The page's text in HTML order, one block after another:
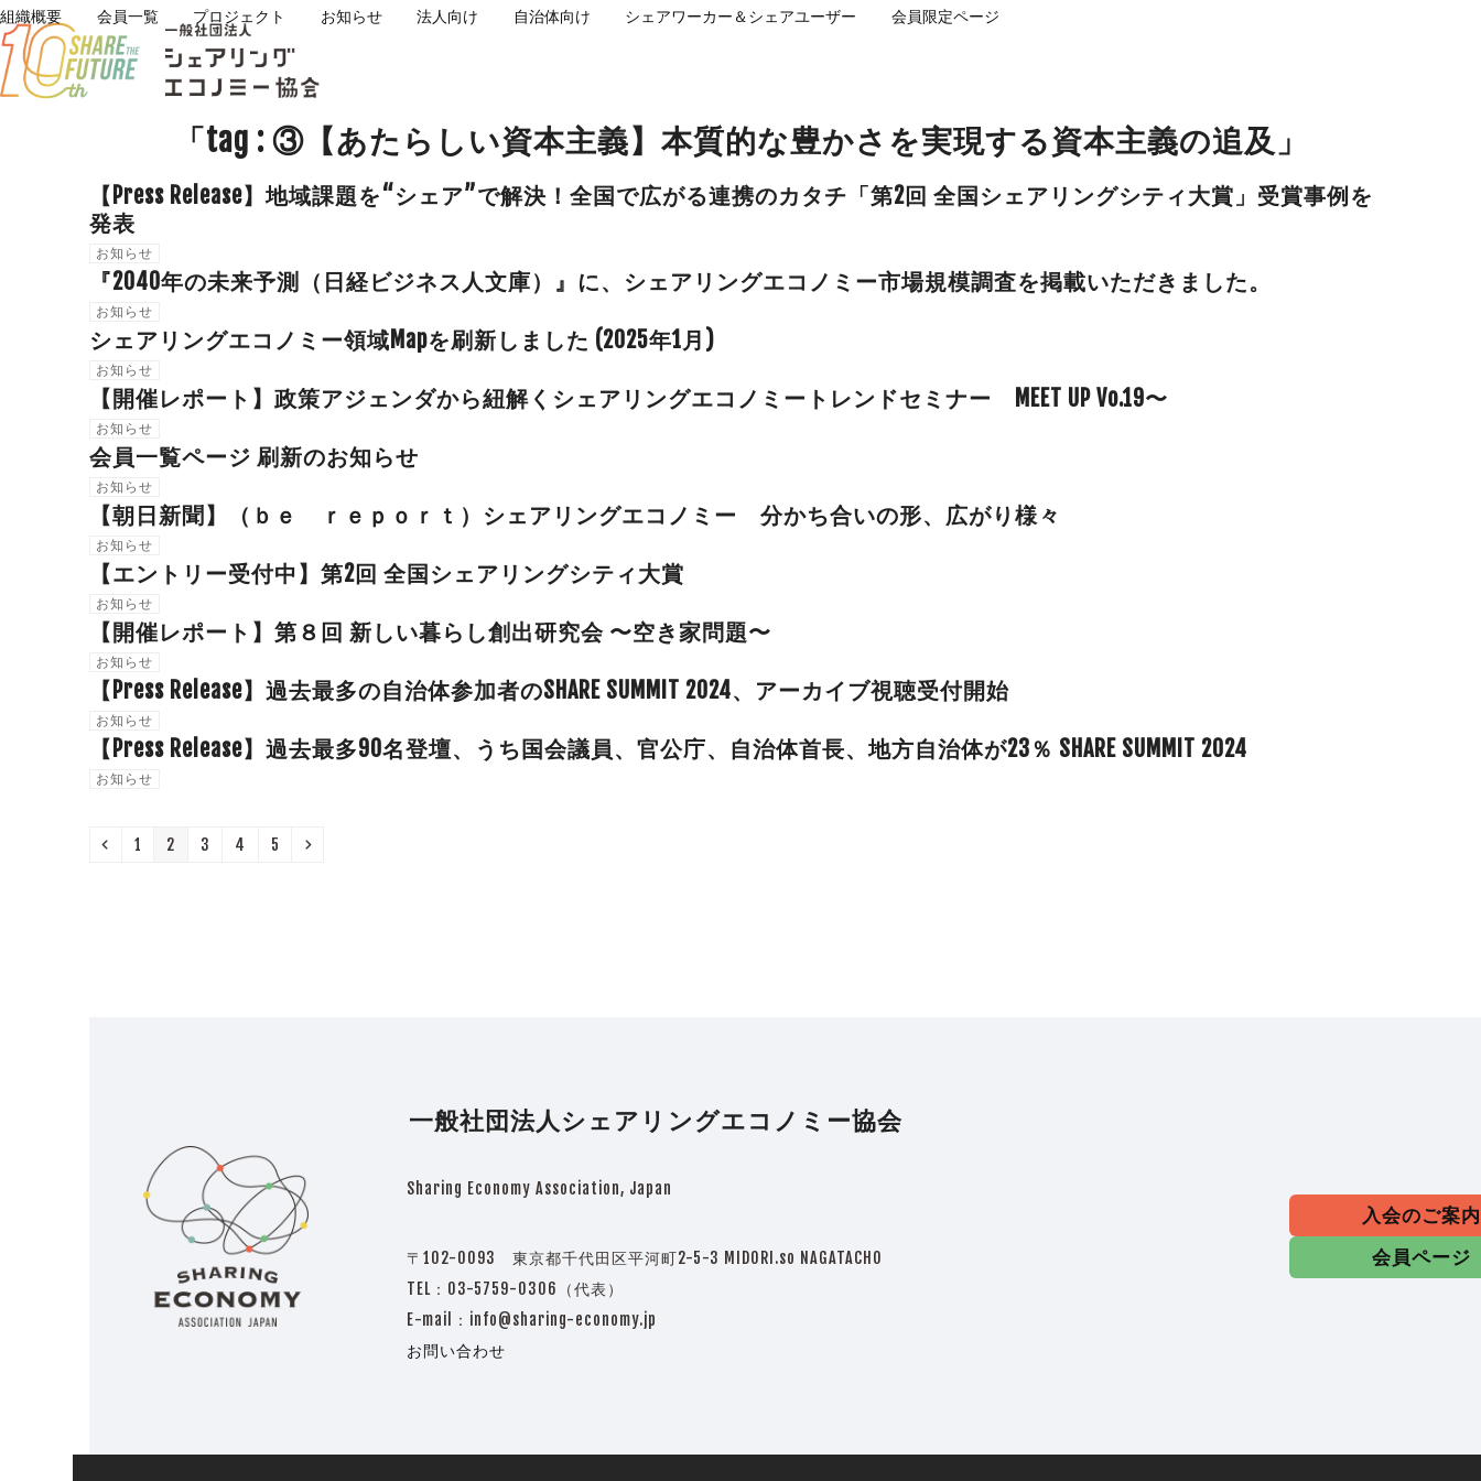
Skip
to
content
組織概要 会員一覧 プロジェクト お知らせ 法人向け 自治体向け シェアワーカー＆シェアユーザー 会員限定ページ
「tag : ③【あたらしい資本主義】本質的な豊かさを実現する資本主義の追及」
【Press Release】地域課題を“シェア”で解決！全国で広がる連携のカタチ「第2回 全国シェアリングシティ大賞」受賞事例を
発表
お知らせ
『2040年の未来予測（日経ビジネス人文庫）』に、シェアリングエコノミー市場規模調査を掲載いただきました。
お知らせ
シェアリングエコノミー領域Mapを刷新しました (2025年1月)
お知らせ
【開催レポート】政策アジェンダから紐解くシェアリングエコノミートレンドセミナー MEET UP Vo.19〜
お知らせ
会員一覧ページ 刷新のお知らせ
お知らせ
【朝日新聞】（ｂｅ ｒｅｐｏｒｔ）シェアリングエコノミー 分かち合いの形、広がり様々
お知らせ
【エントリー受付中】第2回 全国シェアリングシティ大賞
お知らせ
【開催レポート】第８回 新しい暮らし創出研究会 〜空き家問題〜
お知らせ
【Press Release】過去最多の自治体参加者のSHARE SUMMIT 2024、アーカイブ視聴受付開始
お知らせ
【Press Release】過去最多90名登壇、うち国会議員、官公庁、自治体首長、地方自治体が23％ SHARE SUMMIT 2024
お知らせ
Previous
Page
1 Page
2 Page
3 Page
4 Page
5 Next
一般社団法人シェアリングエコノミー協会
Sharing Economy Association, Japan
〒102-0093 東京都千代田区平河町2-5-3 MIDORI.so NAGATACHO
TEL：03-5759-0306（代表）
E-mail：info@sharing-economy.jp
お問い合わせ
入会のご案内
会員ページ